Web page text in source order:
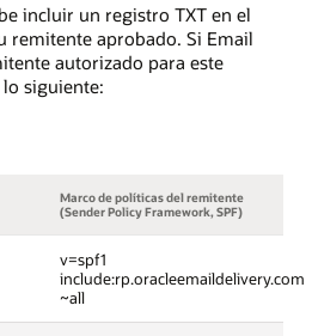
incluir un registro TXT en el
remitente aprobado. Si Email
autorizado para este
siguiente:
Marco de políticas del remitente
(Sender Policy Framework, SPF)
v=spf1
include:rp.oracleemaildelivery.com
~all